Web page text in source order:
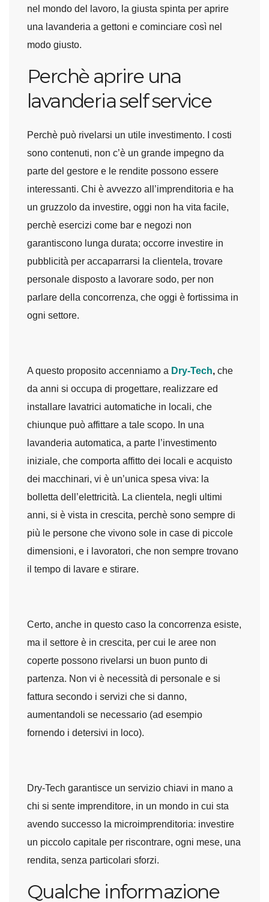
nel mondo del lavoro, la giusta spinta per aprire
una lavanderia a gettoni e cominciare così nel
modo giusto.
Perchè aprire una
lavanderia self service
Perchè può rivelarsi un utile investimento. I costi
sono contenuti, non c’è un grande impegno da
parte del gestore e le rendite possono essere
interessanti. Chi è avvezzo all’imprenditoria e ha
un gruzzolo da investire, oggi non ha vita facile,
perchè esercizi come bar e negozi non
garantiscono lunga durata; occorre investire in
pubblicità per accaparrarsi la clientela, trovare
personale disposto a lavorare sodo, per non
parlare della concorrenza, che oggi è fortissima in
ogni settore.
A questo proposito accenniamo a Dry-Tech, che
da anni si occupa di progettare, realizzare ed
installare lavatrici automatiche in locali, che
chiunque può affittare a tale scopo. In una
lavanderia automatica, a parte l’investimento
iniziale, che comporta affitto dei locali e acquisto
dei macchinari, vi è un’unica spesa viva: la
bolletta dell’elettricità. La clientela, negli ultimi
anni, si è vista in crescita, perchè sono sempre di
più le persone che vivono sole in case di piccole
dimensioni, e i lavoratori, che non sempre trovano
il tempo di lavare e stirare.
Certo, anche in questo caso la concorrenza esiste,
ma il settore è in crescita, per cui le aree non
coperte possono rivelarsi un buon punto di
partenza. Non vi è necessità di personale e si
fattura secondo i servizi che si danno,
aumentandoli se necessario (ad esempio
fornendo i detersivi in loco).
Dry-Tech garantisce un servizio chiavi in mano a
chi si sente imprenditore, in un mondo in cui sta
avendo successo la microimprenditoria: investire
un piccolo capitale per riscontrare, ogni mese, una
rendita, senza particolari sforzi.
Qualche informazione